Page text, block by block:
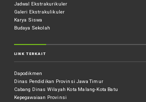
Jadwal Ekstrakurikuler
Galeri Ekstrakulikuler
Karya Siswa
Budaya Sekolah
LINK TERKAIT
Dapodikmen
Dinas Pendidikan Provinsi Jawa Timur
Cabang Dinas Wilayah Kota Malang-Kota Batu
Kepegawaiaan Provinsi